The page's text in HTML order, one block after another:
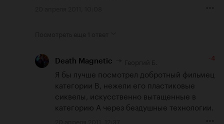
Death Magnetic -4
Я бы лучше посмотрел добротный фильмец
категории B, нежели его пластиковые
сиквелы, искусственно вытащенные в
категорию A через бездушные технологии.